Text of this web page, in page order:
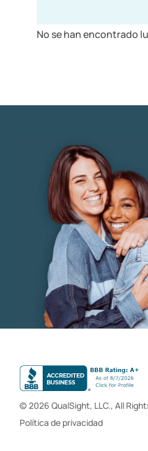
No se han encontrado
© 2026 QualSight, LLC., All
Política de privacidad